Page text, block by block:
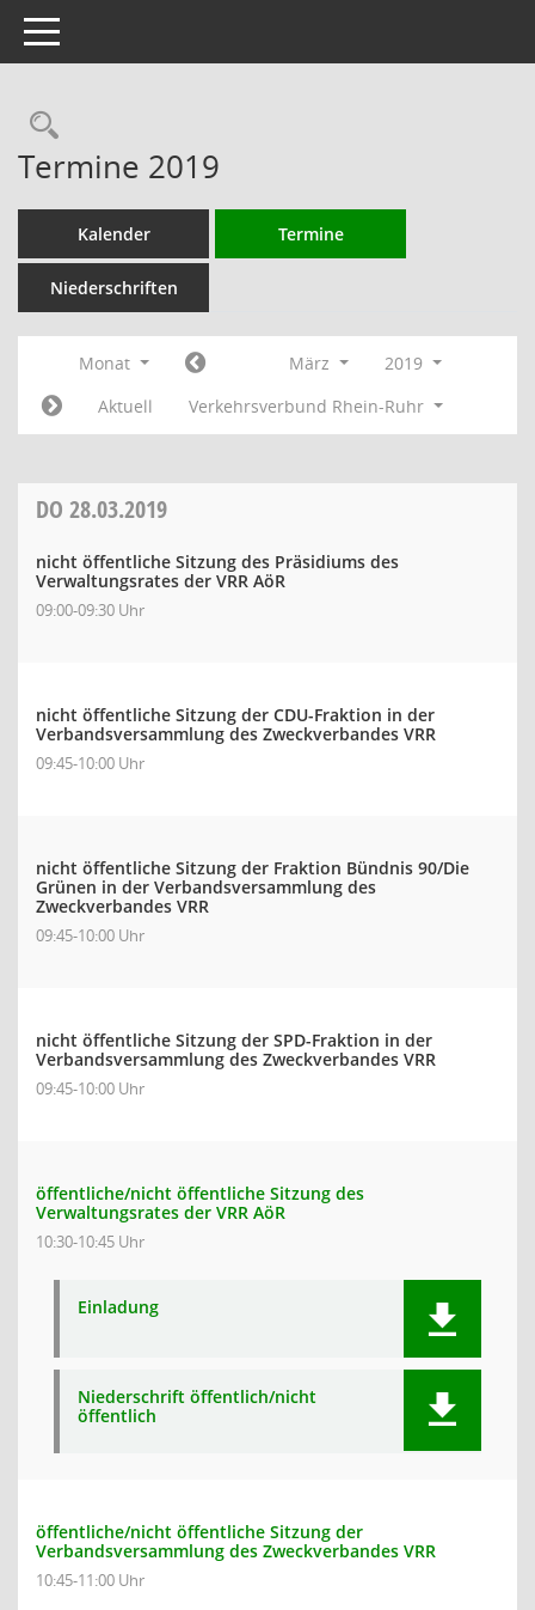
Toggle navigation
Rechercheauswahl
Termine 2019
Kalender Termine
Niederschriften
Monat März
2019
Aktuell
Verkehrsverbund Rhein-Ruhr
DO 28.03.2019
nicht öffentliche Sitzung des Präsidiums des
Verwaltungsrates der VRR AöR
09:00-09:30 Uhr
nicht öffentliche Sitzung der CDU-Fraktion in der
Verbandsversammlung des Zweckverbandes VRR
09:45-10:00 Uhr
nicht öffentliche Sitzung der Fraktion Bündnis 90/Die
Grünen in der Verbandsversammlung des
Zweckverbandes VRR
09:45-10:00 Uhr
nicht öffentliche Sitzung der SPD-Fraktion in der
Verbandsversammlung des Zweckverbandes VRR
09:45-10:00 Uhr
öffentliche/nicht öffentliche Sitzung des
Verwaltungsrates der VRR AöR
10:30-10:45 Uhr
Einladung
Niederschrift öffentlich/nicht
öffentlich
öffentliche/nicht öffentliche Sitzung der
Verbandsversammlung des Zweckverbandes VRR
10:45-11:00 Uhr